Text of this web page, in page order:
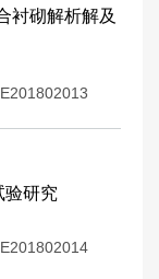
衬砌解析解及
验研究